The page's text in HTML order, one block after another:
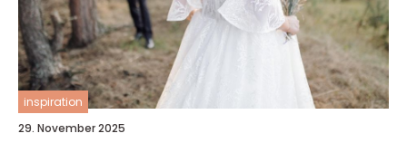
inspiration
29. November 2025